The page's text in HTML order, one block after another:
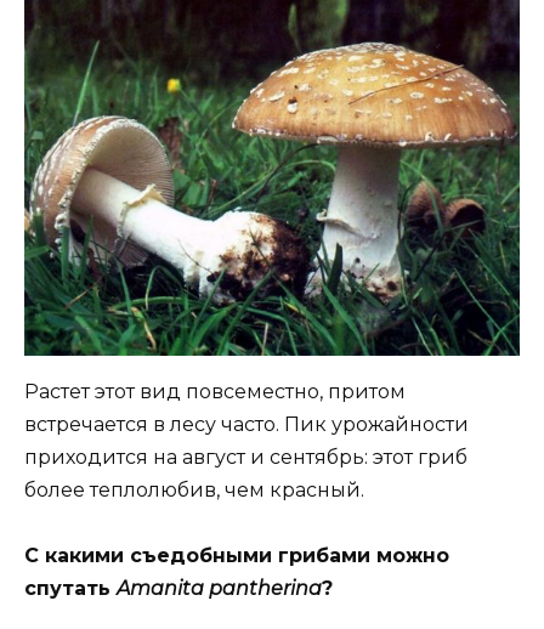
Растет этот вид повсеместно, притом
встречается в лесу часто. Пик урожайности
приходится на август и сентябрь: этот гриб
более теплолюбив, чем красный.
С какими съедобными грибами можно
спутатьAmanita pantherina?